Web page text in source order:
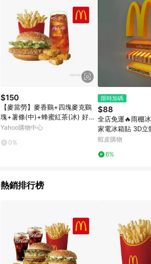
準。 9. 若有贈點爭議，請務必於訂單日期+180天
贈點回饋。 10. 部分點數紅包僅限指定商品使用
紅包頁面規則為準。
$150
【麥當勞】麥香鷄+四塊麥克鷄
塊+薯條(中)+蜂蜜紅茶(冰) 好禮
即享券
Yahoo購物中心
0%
限時加碼
$88
全店免運🔥雨棚
家電冰箱貼 3D立
磁吸貼 711便利店
蝦皮購物
6%
熱銷排行榜